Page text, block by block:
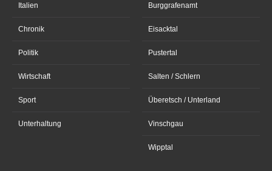
Italien
Chronik
Politik
Wirtschaft
Sport
Unterhaltung
Burggrafenamt
Eisacktal
Pustertal
Salten / Schlern
Überetsch / Unterland
Vinschgau
Wipptal